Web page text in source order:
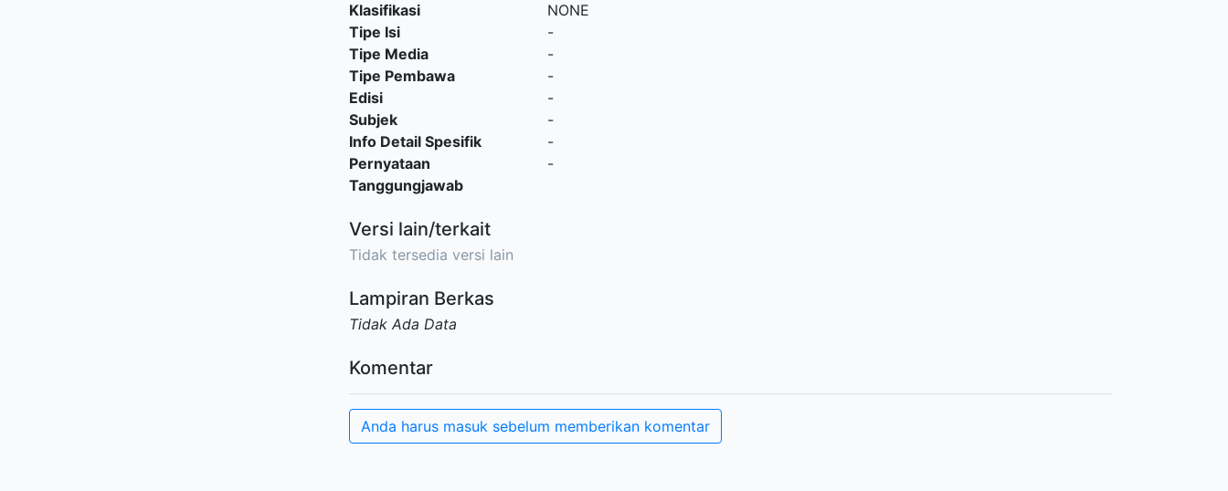
Klasifikasi
NONE
Tipe Isi
-
Tipe Media
-
Tipe Pembawa
-
Edisi
-
Subjek
-
Info Detail Spesifik
-
Pernyataan
Tanggungjawab
-
Versi lain/terkait
Tidak tersedia versi lain
Lampiran Berkas
Tidak Ada Data
Komentar
Anda harus masuk sebelum memberikan komentar